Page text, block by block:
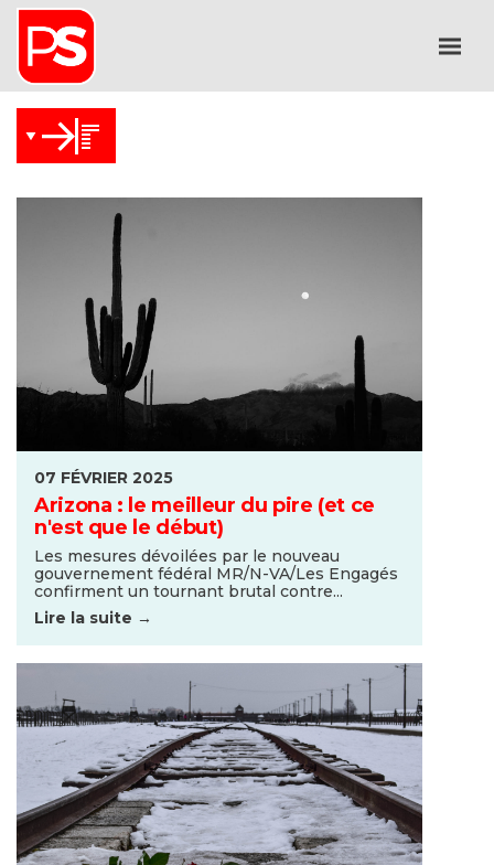
07 FÉVRIER 2025
Arizona : le meilleur du pire (et ce
n'est que le début)
Les mesures dévoilées par le nouveau
gouvernement fédéral MR/N-VA/Les Engagés
confirment un tournant brutal contre...
Lire la suite →